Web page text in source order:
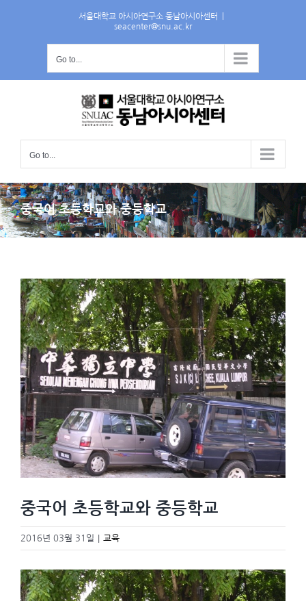
서울대학교 아시아연구소 동남아시아센터
seacenter@snu.ac.kr
Go to...
Go to...
중국어 초등학교와 중등학교
View
Larger
Image
중국어 초등학교와 중등학교
2016년 03월 31일 교육